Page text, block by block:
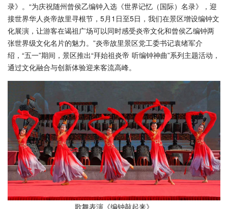
录》。“为庆祝随州曾侯乙编钟入选《世界记忆（国际）名录》，迎
接世界华人炎帝故里寻根节，5月1日至5日，我们在景区增设编钟文
化展演，让游客在谒祖广场可以同时感受炎帝文化和曾侯乙编钟两
张世界级文化名片的魅力。”炎帝故里景区党工委书记袁绪军介
绍，“五一”期间，景区推出“拜始祖炎帝 听编钟神曲”系列主题活动，
通过文化融合与创新体验迎来客流高峰。
歌舞表演《编钟敲起来》